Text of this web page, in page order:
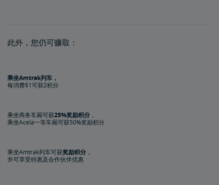
购买积分
赠送积分
分享积分
计划条款
常见问答
此外，您仍可赚取：
乘坐Amtrak列车，
每消费$1可获2积分
乘坐商务车厢可获25%奖励积分 ，
乘坐Acela一等车厢可获50%奖励积分
乘坐Amtrak列车可获奖励积分 ，
并可享受特惠及合作伙伴优惠